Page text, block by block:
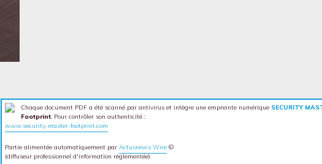
Chaque document PDF a été scanné par antivirus et intègre une empreinte numérique SECURITY
Footprint. Pour contrôler son authenticité :
www.security-master-footprint.com
Partie alimentée automatiquement par Actusnews Wire ©
(diffuseur professionnel d'information réglementée)